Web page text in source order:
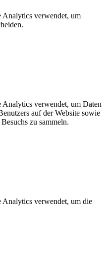
verwendet, um
verwendet, um Daten
auf der Website sowie
zu sammeln.
verwendet, um die